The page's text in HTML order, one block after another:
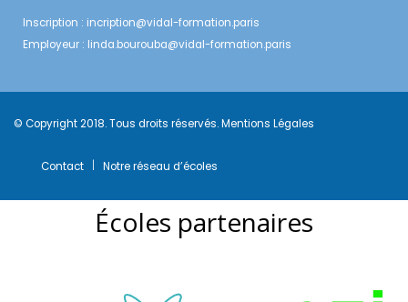
Inscription : incription@vidal-formation.paris
Employeur : linda.bourouba@vidal-formation.paris
© Copyright 2018. Tous droits réservés.Mentions Légales
Contact Notre réseau d’écoles
Écoles partenaires